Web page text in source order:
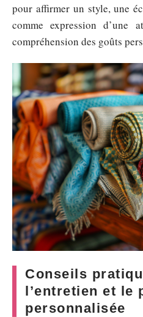
pour affirmer un style, une
comme expression d’une
compréhension des goûts
Conseils
l’entretien et le
personnalisée